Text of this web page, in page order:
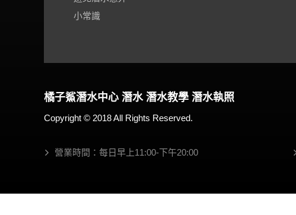
小常識
橘子鯊潛水中心 潛水 潛水教學 潛水執照
Copyright © 2018 All Rights Reserved.
營業時間：每日早上11:00-下午20:00